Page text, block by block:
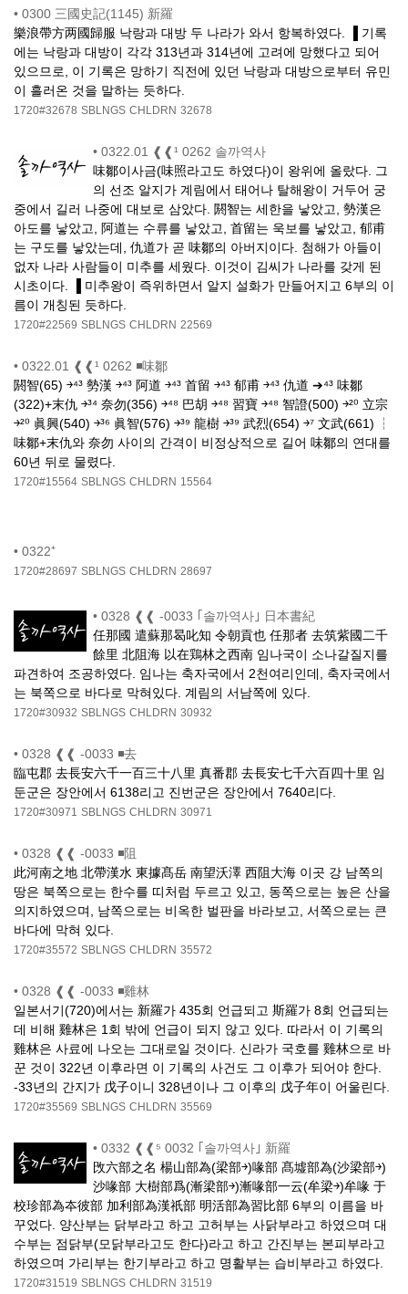
• 0300 三國史記(1145) 新羅
樂浪帶方两國歸服 낙랑과 대방 두 나라가 와서 항복하였다. ▐ 기록
에는 낙랑과 대방이 각각 313년과 314년에 고려에 망했다고 되어
있으므로, 이 기록은 망하기 직전에 있던 낙랑과 대방으로부터 유민
이 흘러온 것을 말하는 듯하다.
1720#32678 SBLNGS CHLDRN 32678
• 0322.01 ❰❰¹ 0262 솔까역사
味鄒이사금(味照라고도 하였다)이 왕위에 올랐다. 그
의 선조 알지가 계림에서 태어나 탈해왕이 거두어 궁
중에서 길러 나중에 대보로 삼았다. 閼智는 세한을 낳았고, 勢漢은
아도를 낳았고, 阿道는 수류를 낳았고, 首留는 욱보를 낳았고, 郁甫
는 구도를 낳았는데, 仇道가 곧 味鄒의 아버지이다. 첨해가 아들이
없자 나라 사람들이 미추를 세웠다. 이것이 김씨가 나라를 갖게 된
시초이다. ▐ 미추왕이 즉위하면서 알지 설화가 만들어지고 6부의 이
름이 개칭된 듯하다.
1720#22569 SBLNGS CHLDRN 22569
• 0322.01 ❰❰¹ 0262 ◾味鄒
閼智(65) ￫⁴³ 勢漢 ￫⁴³ 阿道 ￫⁴³ 首留 ￫⁴³ 郁甫 ￫⁴³ 仇道 ➔⁴³ 味鄒
(322)+末仇 ￫³⁴ 奈勿(356) ￫⁴⁸ 巴胡 ￫⁴⁸ 習寶 ￫⁴⁸ 智證(500) ￫²⁰ 立宗
￫²⁰ 眞興(540) ￫³⁶ 眞智(576) ￫³⁹ 龍樹 ￫³⁹ 武烈(654) ￫⁷ 文武(661) ┆
味鄒+末仇와 奈勿 사이의 간격이 비정상적으로 길어 味鄒의 연대를
60년 뒤로 물렸다.
1720#15564 SBLNGS CHLDRN 15564
• 0322⁺
1720#28697 SBLNGS CHLDRN 28697
• 0328 ❰❰ -0033 ｢솔까역사｣ 日本書紀
任那國 遣蘇那曷叱知 令朝貢也 任那者 去筑紫國二千
餘里 北阻海 以在鶏林之西南 임나국이 소나갈질지를
파견하여 조공하였다. 임나는 축자국에서 2천여리인데, 축자국에서
는 북쪽으로 바다로 막혀있다. 계림의 서남쪽에 있다.
1720#30932 SBLNGS CHLDRN 30932
• 0328 ❰❰ -0033 ◾去
臨屯郡 去長安六千一百三十八里 真番郡 去長安七千六百四十里 임
둔군은 장안에서 6138리고 진번군은 장안에서 7640리다.
1720#30971 SBLNGS CHLDRN 30971
• 0328 ❰❰ -0033 ◾阻
此河南之地 北帶漢水 東據髙岳 南望沃澤 西阻大海 이곳 강 남쪽의
땅은 북쪽으로는 한수를 띠처럼 두르고 있고, 동쪽으로는 높은 산을
의지하였으며, 남쪽으로는 비옥한 벌판을 바라보고, 서쪽으로는 큰
바다에 막혀 있다.
1720#35572 SBLNGS CHLDRN 35572
• 0328 ❰❰ -0033 ◾雞林
일본서기(720)에서는 新羅가 435회 언급되고 斯羅가 8회 언급되는
데 비해 雞林은 1회 밖에 언급이 되지 않고 있다. 따라서 이 기록의
雞林은 사료에 나오는 그대로일 것이다. 신라가 국호를 雞林으로 바
꾼 것이 322년 이후라면 이 기록의 사건도 그 이후가 되어야 한다.
-33년의 간지가 戊子이니 328년이나 그 이후의 戊子年이 어울린다.
1720#35569 SBLNGS CHLDRN 35569
• 0332 ❰❰⁵ 0032 ｢솔까역사｣ 新羅
攺六部之名 楊山部為(梁部￫)喙部 髙墟部為(沙梁部￫)
沙喙部 大樹部爲(漸梁部￫)漸喙部一云(牟梁￫)牟喙 于
校珍部為夲彼部 加利部為漢祇部 明活部為習比部 6부의 이름을 바
꾸었다. 양산부는 닭부라고 하고 고허부는 사닭부라고 하였으며 대
수부는 점닭부(모닭부라고도 한다)라고 하고 간진부는 본피부라고
하였으며 가리부는 한기부라고 하고 명활부는 습비부라고 하였다.
1720#31519 SBLNGS CHLDRN 31519